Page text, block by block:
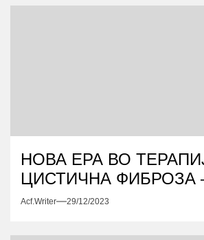
НОВА ЕРА ВО
ЦИСТИЧНА ФИБРОЗА
Acf.writer 29/12/2023